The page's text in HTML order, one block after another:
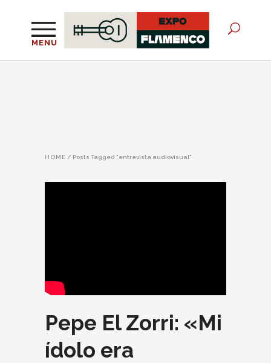
MENU
HOME / Posts Tagged "entrevista audiovisual"
Pepe El Zorri: «Mi
ídolo era